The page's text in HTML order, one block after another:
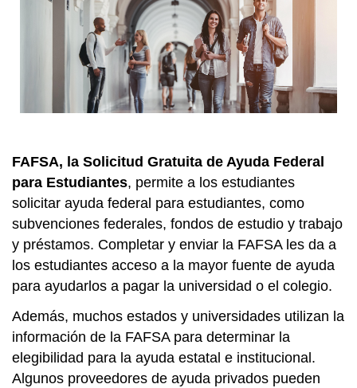
FAFSA, la Solicitud Gratuita de Ayuda Federal
para Estudiantes, permite a los estudiantes
solicitar ayuda federal para estudiantes, como
subvenciones federales, fondos de estudio y trabajo
y préstamos. Completar y enviar la FAFSA les da a
los estudiantes acceso a la mayor fuente de ayuda
para ayudarlos a pagar la universidad o el colegio.
Además, muchos estados y universidades utilizan la
información de la FAFSA para determinar la
elegibilidad para la ayuda estatal e institucional.
Algunos proveedores de ayuda privados pueden